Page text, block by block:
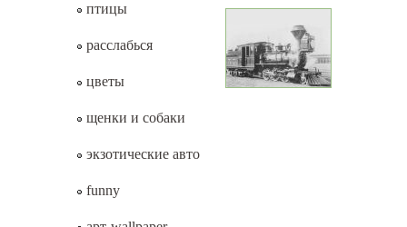
птицы
расслабься
цветы
щенки и собаки
экзотические авто
funny